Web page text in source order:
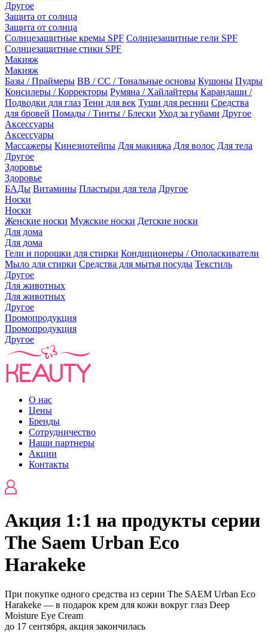
Другое
Защита от солнца
Защита от солнца
Солнцезащитные кремы SPF Солнцезащитные гели SPF
Солнцезащитные стики SPF
Макияж
Макияж
Базы / Праймеры BB / CC / Тональные основы Кушоны Пудры
Консилеры / Корректоры Румяна / Хайлайтеры Карандаши /
Подводки для глаз Тени для век Туши для ресниц Средства
для бровей Помады / Тинты / Блески Уход за губами Другое
Аксессуары
Аксессуары
Массажеры Кинезиотейпы Для макияжа Для волос Для тела
Другое
Здоровье
Здоровье
БАДы Витамины Пластыри для тела Другое
Носки
Носки
Женские носки Мужские носки Детские носки
Для дома
Для дома
Гели и порошки для стирки Кондиционеры / Ополаскиватели
Мыло для стирки Средства для мытья посуды Текстиль
Другое
Для животных
Для животных
Другое
Промопродукция
Промопродукция
Другое
О нас
Цены
Бренды
Сотрудничество
Наши партнеры
Акции
Контакты
Акция 1:1 на продукты серии
The Saem Urban Eco
Harakeke
При покупке одного средства из серии The SAEM Urban Eco
Harakeke — в подарок крем для кожи вокруг глаз Deep
Moisture Eye Cream
до 17 сентября, акция закончилась